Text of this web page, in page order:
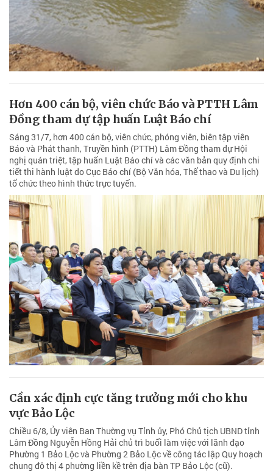
Hơn 400 cán bộ, viên chức Báo và PTTH Lâm
Đồng tham dự tập huấn Luật Báo chí
Sáng 31/7, hơn 400 cán bộ, viên chức, phóng viên, biên tập viên
Báo và Phát thanh, Truyền hình (PTTH) Lâm Đồng tham dự Hội
nghị quán triệt, tập huấn Luật Báo chí và các văn bản quy định chi
tiết thi hành luật do Cục Báo chí (Bộ Văn hóa, Thể thao và Du lịch)
tổ chức theo hình thức trực tuyến.
Cần xác định cực tăng trưởng mới cho khu
vực Bảo Lộc
Chiều 6/8, Ủy viên Ban Thường vụ Tỉnh ủy, Phó Chủ tịch UBND tỉnh
Lâm Đồng Nguyễn Hồng Hải chủ trì buổi làm việc với lãnh đạo
Phường 1 Bảo Lộc và Phường 2 Bảo Lộc về công tác lập Quy hoạch
chung đô thị 4 phường liền kề trên địa bàn TP Bảo Lộc (cũ).